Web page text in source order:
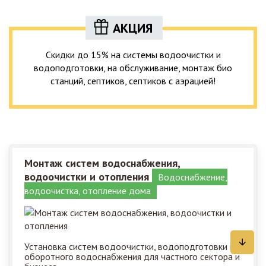
АКЦИЯ
Скидки до 15% на системы водоочистки и
водоподготовки, на обслуживание, монтаж био
станций, септиков, септиков с аэрацией!
Монтаж систем водоснабжения,
водоочистки и отопления
Водоснабжение,
водоочистка, отопление дома
Установка систем водоочистки, водоподготовки и
оборотного водоснабжения для частного сектора и